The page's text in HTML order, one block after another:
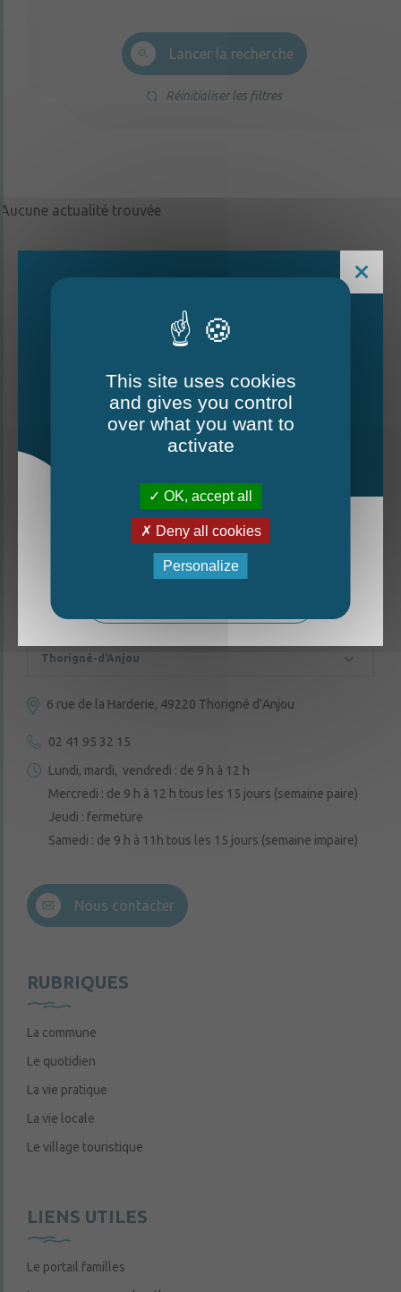
Lancer la recherche
Réinitialiser les filtres
Aucune actualité trouvée
CONTACTEZ-NOUS
Thorigné-d'Anjou
6 rue de la Harderie, 49220 Thorigné d’Anjou
02 41 95 32 15
Lundi, mardi, vendredi : de 9 h à 12 h
Mercredi : de 9 h à 12 h tous les 15 jours (semaine paire)
Jeudi : fermeture
Samedi : de 9 h à 11h tous les 15 jours (semaine impaire)
Nous contacter
RUBRIQUES
La commune
Le quotidien
La vie pratique
La vie locale
Le village touristique
LIENS UTILES
Le portail familles
Le Mag - édition estivale
La nouvelle édition du Mag est arrivée!
This site uses cookies
and gives you control
over what you want to
activate
OK, accept all
Deny all cookies
Personalize